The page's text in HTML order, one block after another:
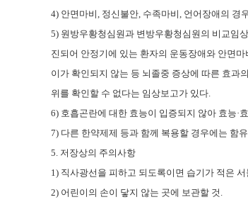
4) 안면마비 정신불안 수족마비 언어장애의 경
5) 원방우황청심원과 변방우황청심원의 비교임
진되어 안정기에 있는 환자의 운동장애와 안면
이가 확인되지 않는 등 뇌졸중 증상에 따른 효과
위를 확인할 수 없다는 임상보고가 있다
6) 호흡곤란에 대한 효능이 입증되지 않아 효능·
7) 다른 한약제제 등과 함께 복용할 경우에는 함
5. 저장상의 주의사항
1) 직사광선을 피하고 되도록이면 습기가 적은
2) 어린이의 손이 닿지 않는 곳에 보관할 것